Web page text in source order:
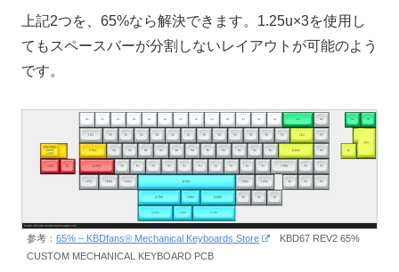
上記2つを、65%なら解決できます。1.25u×3を使用し
てもスペースバーが分割しないレイアウトが可能のよう
です。
参考： 65% – KBDfans® Mechanical Keyboards Store
KBD67 REV2 65%
CUSTOM MECHANICAL KEYBOARD PCB